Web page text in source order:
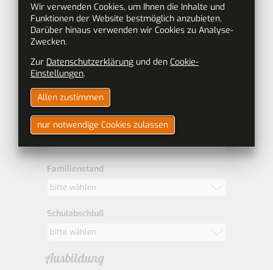
!E-Mail-Adresse
Daten zu Deiner Person
Geburtsdatum
Nationalität
Familienstand
bitte wählen
Schulabschluß
bitte wählen
Ausbildung
Wir verwenden Cookies, um Ihnen die Inhalte und
Funktionen der Website bestmöglich anzubieten.
Darüber hinaus verwenden wir Cookies zu Analyse-
Zwecken.
Zur Datenschutzerklärung und den Cookie-
Einstellungen.
Allen zustimmen
nur notwendige Cookies zulassen